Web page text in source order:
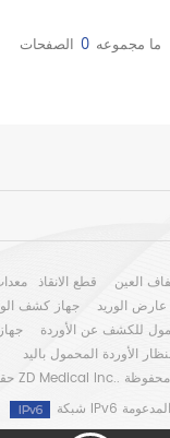
ما مجموعه 0 الصفحات
العين قطع الانقاذ
عارض الوريد جهاز كشف
للكشف عن الأوردة
الأوردة المحمول باليد
شبكة IPv6 المدعومة